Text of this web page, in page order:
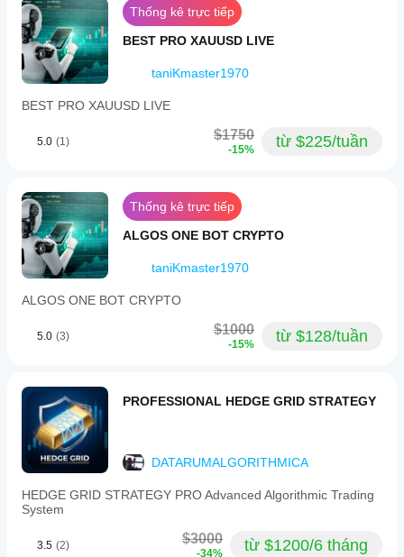
Thống kê trực tiếp
BEST PRO XAUUSD LIVE
taniKmaster1970
BEST PRO XAUUSD LIVE
5.0 (1) $1750
-15% từ $225/tuần
Thống kê trực tiếp
ALGOS ONE BOT CRYPTO
taniKmaster1970
ALGOS ONE BOT CRYPTO
5.0 (3) $1000
-15% từ $128/tuần
PROFESSIONAL HEDGE GRID STRATEGY
DATARUMALGORITHMICA
HEDGE GRID STRATEGY PRO Advanced Algorithmic Trading
System
3.5 (2) $3000
-34% từ $1200/6 tháng